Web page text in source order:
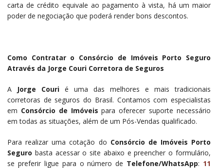
carta de crédito equivale ao pagamento à vista, há um maior
poder de negociação que poderá render bons descontos.
Como Contratar o Consórcio de Imóveis Porto Seguro
Através da Jorge Couri Corretora de Seguros
A Jorge Couri é uma das melhores e mais tradicionais
corretoras de seguros do Brasil. Contamos com especialistas
em Consórcio de Imóveispara oferecer suporte necessário
em todas as situações, além de um Pós-Vendas qualificado.
Para realizar uma cotação do Consórcio de Imóveis Porto
Seguro basta acessar o site abaixo e preencher o formulário,
se preferir ligue para o número de Telefone/WhatsApp: 11